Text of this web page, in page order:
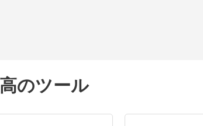
のツール